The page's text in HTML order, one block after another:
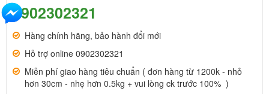
0902302321
Hàng chính hãng, bảo hành đổi mới
Hỗ trợ online 0902302321
Miễn phí giao hàng tiêu chuẩn ( đơn hàng từ 1200k - nhỏ
hơn 30cm - nhẹ hơn 0.5kg + vui lòng ck trước 100% )